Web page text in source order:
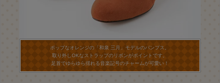
ポップなオレンジの「和泉 三月」モデルのパンプス。
取り外しOKなストラップのリボンがポイントです。
足首でゆらゆら揺れる音楽記号のチャームが可愛い！